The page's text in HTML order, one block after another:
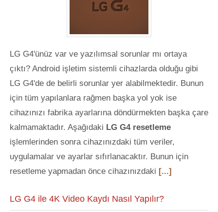
LG G4'ünüz var ve yazılımsal sorunlar mı ortaya
çıktı? Android işletim sistemli cihazlarda olduğu gibi
LG G4'de de belirli sorunlar yer alabilmektedir. Bunun
için tüm yapılanlara rağmen başka yol yok ise
cihazınızı fabrika ayarlarına döndürmekten başka çare
kalmamaktadır. Aşağıdaki LG G4 resetleme
işlemlerinden sonra cihazınızdaki tüm veriler,
uygulamalar ve ayarlar sıfırlanacaktır. Bunun için
resetleme yapmadan önce cihazınızdaki [...]
LG G4 ile 4K Video Kaydı Nasıl Yapılır?